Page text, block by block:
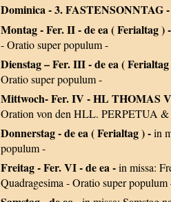
Dominica - 3. FASTENSONNTAG
Montag - Fer. II - de ea ( Ferialtag )
- Oratio super populum -
Dienstag – Fer. III - de ea (
Oratio super populum -
Mittwoch- Fer. IV - HL THOMAS
Oration von den HLL. PERPETUA &
Donnerstag - de ea ( Ferialtag ) -in
populum -
Freitag - Fer. VI - de ea -in missa:
Quadragesima - Oratio super populum